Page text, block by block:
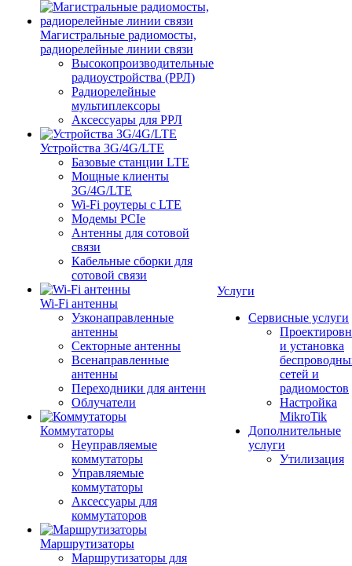
Магистральные радиомосты,
радиорелейные линии связи
Высокопроизводительные
радиоустройства (РРЛ)
Радиорелейные
мультиплексоры
Аксессуары для РРЛ
Устройства 3G/4G/LTE
Базовые станции LTE
Мощные клиенты
3G/4G/LTE
Wi-Fi роутеры с LTE
Модемы PCIe
Антенны для сотовой
связи
Кабельные сборки для
сотовой связи
Wi-Fi антенны
Узконаправленные
антенны
Секторные антенны
Всенаправленные
антенны
Переходники для антенн
Облучатели
Коммутаторы
Неуправляемые
коммутаторы
Управляемые
коммутаторы
Аксессуары для
коммутаторов
Маршрутизаторы
Маршрутизаторы для
Услуги
Сервисные услуги
и установка
сетей и
радиомостов
Настройка
MikroTik
Дополнительные
услуги
Утилизация